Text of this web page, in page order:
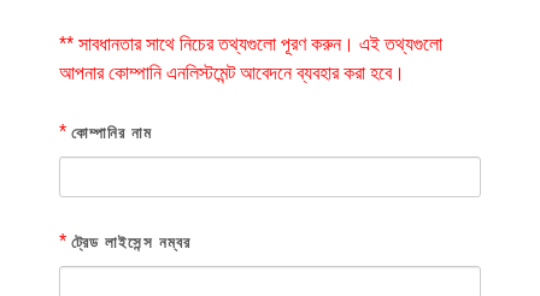
** সাবধানতার সাথে নিচের তথ্যগুলো পূরণ করুন। এই তথ্যগুলো
আপনার কোম্পানি এনলিস্টমেন্ট আবেদনে ব্যবহার করা হবে।
* কোম্পানির নাম
* ট্রেড লাইসেন্স নম্বর